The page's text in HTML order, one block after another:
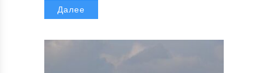
Далее